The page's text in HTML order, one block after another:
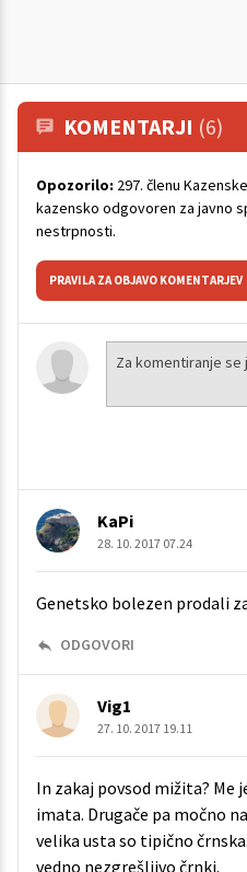
KOMENTARJI (6)
Opozorilo: 297. členu
kazensko odgovoren za javno
nestrpnosti.
PRAVILA ZA OBJAVO KOMENTARJEV
KaPi
28. 10. 2017 07.24
Genetsko bolezen prodali
ODGOVORI
Vig1
27. 10. 2017 19.11
In zakaj povsod mižita? Me
imata. Drugače pa močno
velika usta so tipično
vedno nezgrešljivo črnki.